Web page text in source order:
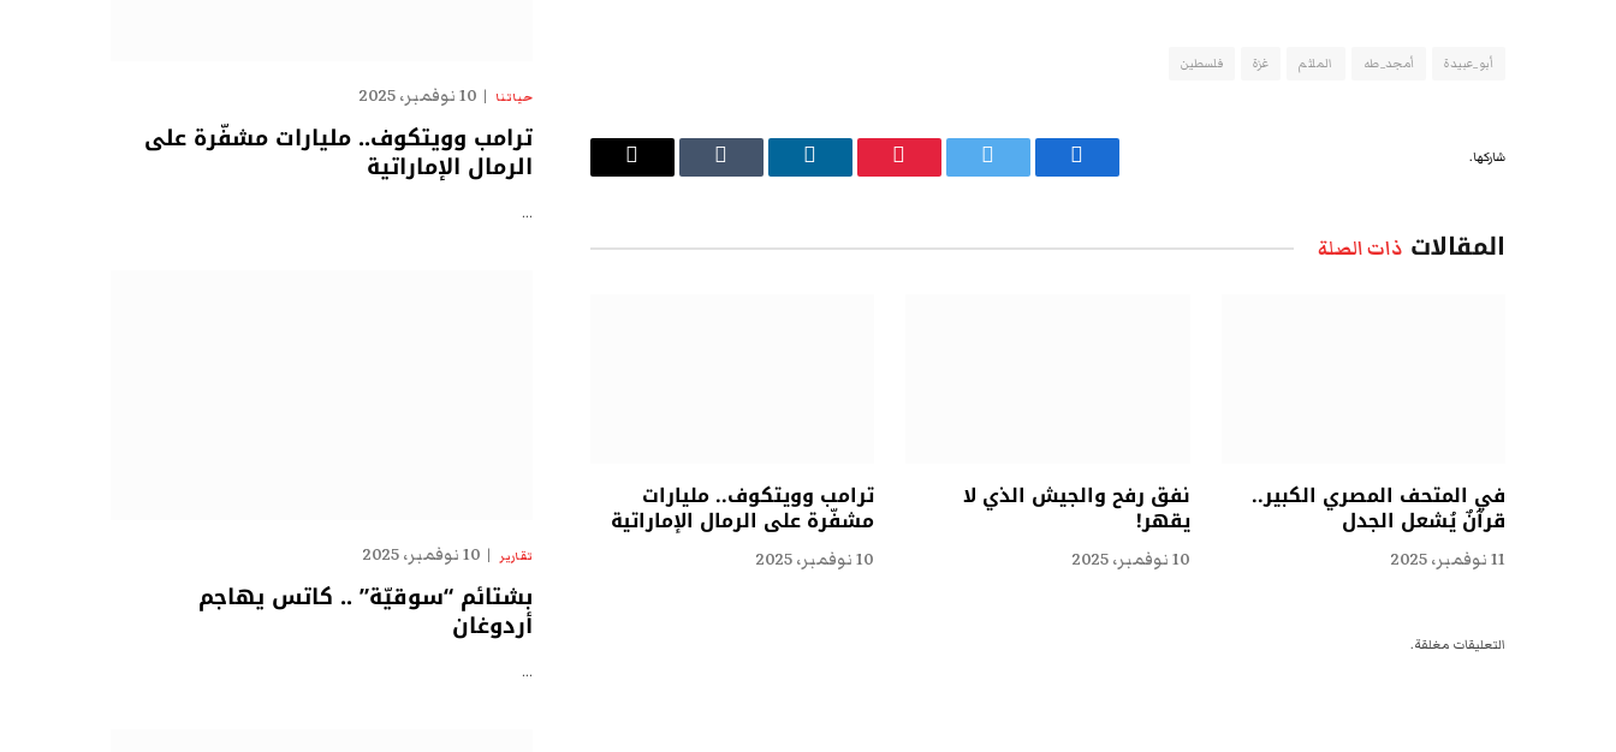
أبو_عبيدة أمجد_طه الملثم غزة فلسطين
شاركها.
فيسبوك تويتر بينتيريست لينكدإن Tumblr
البريد
المقالات ذات الصلة
في المتحف المصري الكبير..
قرآنٌ يُشعل الجدل
11 نوفمبر، 2025
نفق رفح والجيش الذي لا
يقهر!
10 نوفمبر، 2025
ترامب وويتكوف.. مليارات
مشفّرة على الرمال الإماراتية
10 نوفمبر، 2025
التعليقات مغلقة.
حياتنا 10 نوفمبر، 2025
ترامب وويتكوف.. مليارات مشفّرة على
الرمال الإماراتية
…
تقارير 10 نوفمبر، 2025
بشتائم “سوقيّة” .. كاتس يهاجم
أردوغان
…